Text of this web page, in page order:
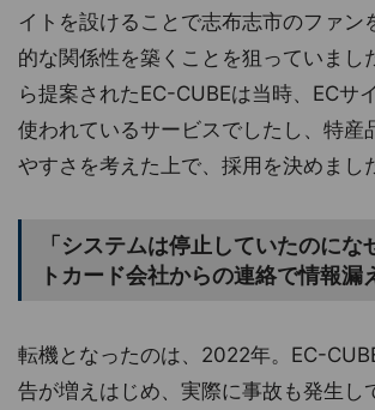
イトを設けることで志布志市のファン
的な関係性を築くことを狙っていまし
ら提案されたEC-CUBEは当時、ECサ
使われているサービスでしたし、特産
やすさを考えた上で、採用を決めまし
「システムは停止していたのにな
トカード会社からの連絡で情報漏
転機となったのは、2022年。EC-
告が増えはじめ、実際に事故も発生し